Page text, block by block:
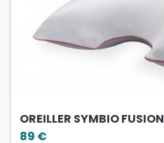
OREILLER SYMBIO FUSION
89 €